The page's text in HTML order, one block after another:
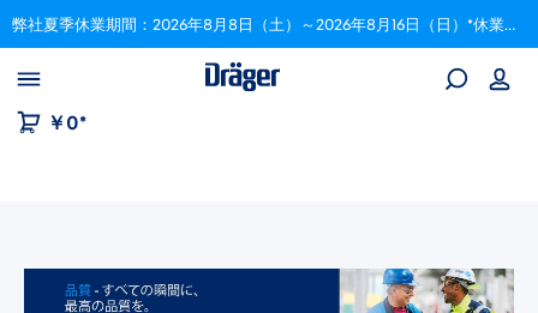
to B2B platform navigation 弊社夏季休業期間：2026年8月8日（土）～2026年8月16日（日）*休業期間中にいただいたご注文は、8月17日以降順次対応いたします。
￥0*
画像ギャラリーをスキップ